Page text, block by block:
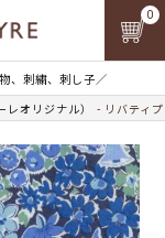
、刺繍、刺し子／
0
オリジナル） リバティ